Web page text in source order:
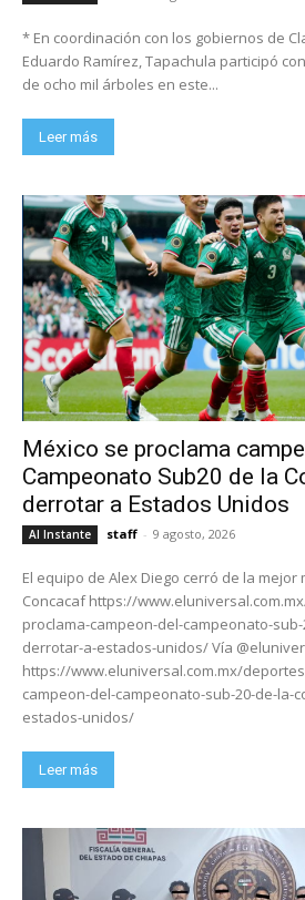
* En coordinación con los gobiernos de
Eduardo Ramírez, Tapachula participó
de ocho mil árboles en este...
Leer más
México se proclama
Campeonato Sub20 de la
derrotar a Estados Unidos
Al Instante staff - 9 agosto, 2026
El equipo de Alex Diego cerró de la
Concacaf https://
proclama-campeon-del-campeonato-
derrotar-a-estados-unidos/ Vía @eluniversalmx
https://www.eluniversal.com.mx/
campeon-del-campeonato-sub-20-de-la-
estados-unidos/
Leer más